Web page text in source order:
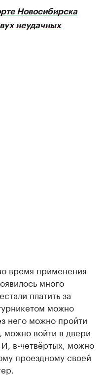
Новосибирска
неудачных
время применения
много
платить за
можно
него можно пройти
можно войти в двери
в-четвёртых, можно
проездному своей